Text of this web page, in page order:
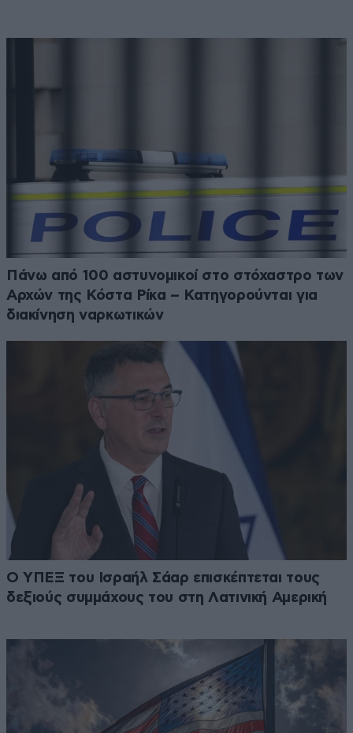
Πάνω από 100 αστυνομικοί στο στόχαστρο των
Αρχών της Κόστα Ρίκα – Κατηγορούνται για
διακίνηση ναρκωτικών
Ο ΥΠΕΞ του Ισραήλ Σάαρ επισκέπτεται τους
δεξιούς συμμάχους του στη Λατινική Αμερική